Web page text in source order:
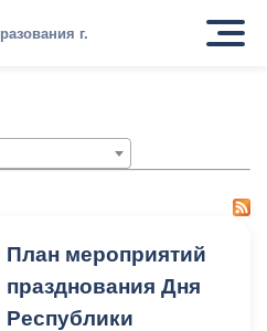
г.
План мероприятий
празднования Дня
Республики